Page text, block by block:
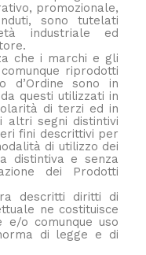
promozionale,
sono tutelati
industriale ed
che i marchi e gli
riprodotti
d’Ordine sono in
questi utilizzati in
di terzi ed in
segni distintivi
fini descrittivi per
di utilizzo dei
distintiva e senza
dei Prodotti
descritti diritti di
ne costituisce
e/o comunque uso
di legge e di